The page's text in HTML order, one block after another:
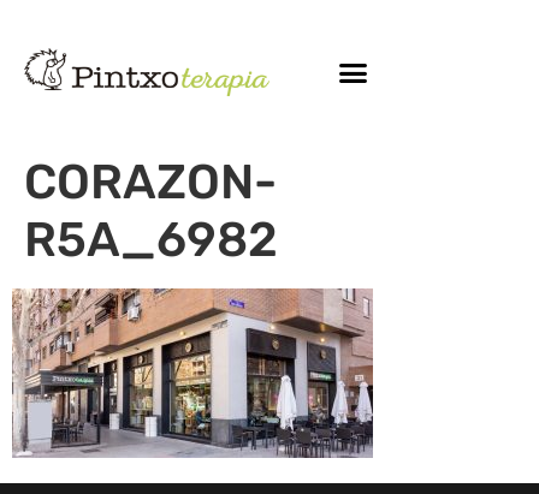
CORAZON-
R5A_6982